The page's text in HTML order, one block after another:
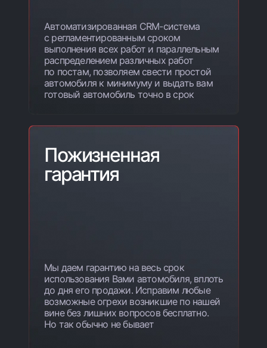
Автоматизированная CRM-система
с регламентированным сроком
выполнения всех работ и параллельным
распределением различных работ
по постам, позволяем свести простой
автомобиля к минимуму и выдать вам
готовый автомобиль точно в срок
Пожизненная
гарантия
Мы даем гарантию на весь срок
использования Вами автомобиля, вплоть
до дня его продажи. Исправим любые
возможные огрехи возникшие по нашей
вине без лишних вопросов бесплатно.
Но так обычно не бывает